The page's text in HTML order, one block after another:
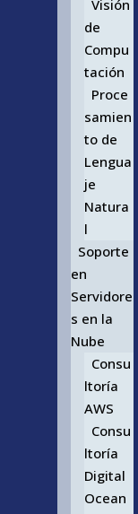
Visión
de
Compu
tación
Proce
samien
to de
Lengua
je
Natura
l
Soporte
en
Servidore
s en la
Nube
Consu
ltoría
AWS
Consu
ltoría
Digital
Ocean